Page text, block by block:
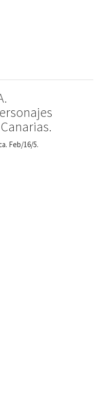
Feb/16/5.